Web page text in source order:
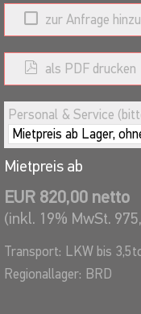
zur Anfrage
als PDF drucken
Personal & Service
Mietpreis ab
EUR 820,00 netto
(inkl. 19% MwSt.
Transport: LKW bis
Regionallager: BRD